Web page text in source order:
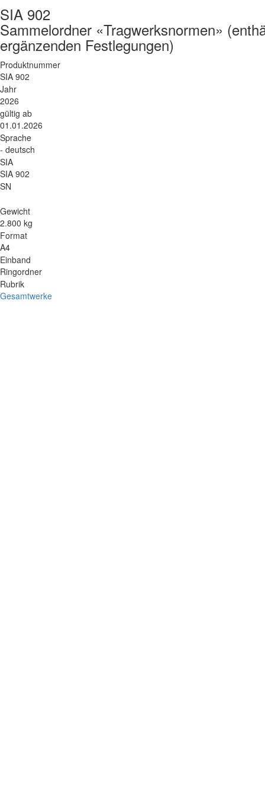
SIA 902
Sammelordner «Tragwerksnormen»
ergänzenden Festlegungen)
Produktnummer
SIA 902
Jahr
2026
gültig ab
01.01.2026
Sprache
- deutsch
SIA
SIA 902
SN
Gewicht
2.800 kg
Format
A4
Einband
Ringordner
Rubrik
Gesamtwerke